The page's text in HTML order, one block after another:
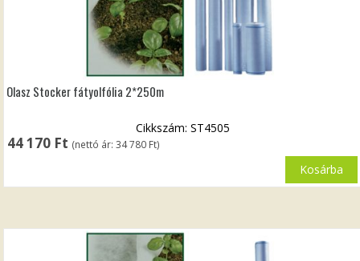
Olasz Stocker fátyolfólia 2*250m
44 170 Ft (nettó ár:34 780 Ft)
Cikkszám: ST4505
Kosárba